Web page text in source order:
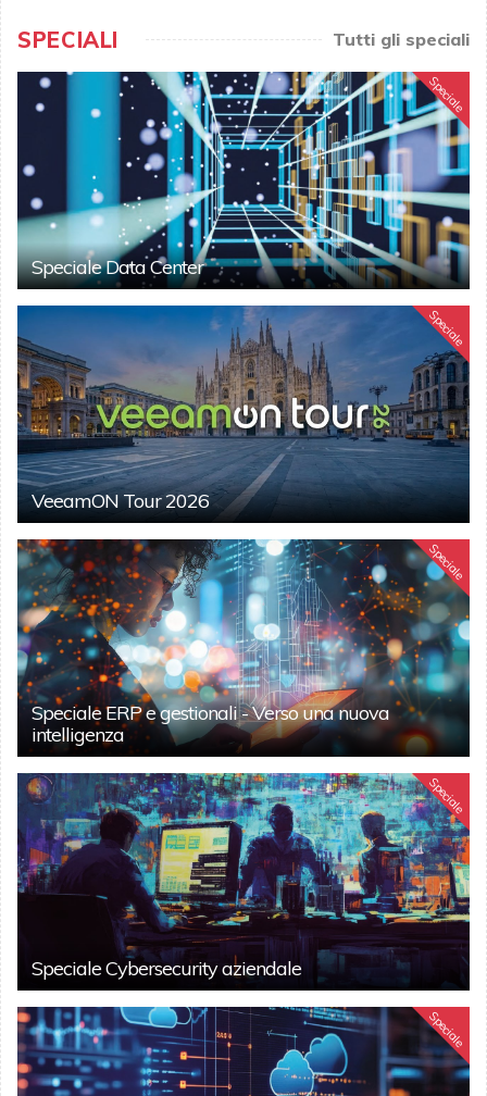
SPECIALI Tutti gli speciali
Speciale
Speciale Data Center
Speciale
VeeamON Tour 2026
Speciale
Speciale ERP e gestionali - Verso una nuova
intelligenza
Speciale
Speciale Cybersecurity aziendale
Speciale